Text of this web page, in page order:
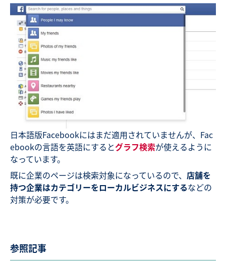
日本語版Facebookにはまだ適用されていませんが、Fac
ebookの言語を英語にするとグラフ検索が使えるように
なっています。
既に企業のページは検索対象になっているので、 店舗を
持つ企業はカテゴリーをローカルビジネスにするなどの
対策が必要です。
参照記事